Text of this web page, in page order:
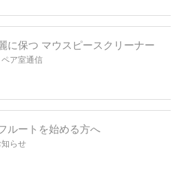
に保つ マウスピースクリーナー
ペア室通信
ルートを始める方へ
知らせ